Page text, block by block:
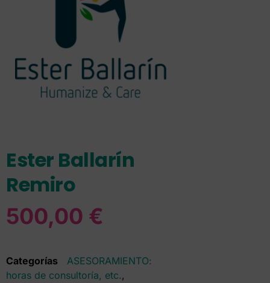
Ester Ballarín
Remiro
500,00 €
Categorías
ASESORAMIENTO:
horas de consultoría, etc.,